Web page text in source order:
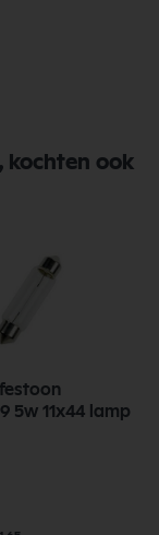
kochten ook
5w 11x44 lamp